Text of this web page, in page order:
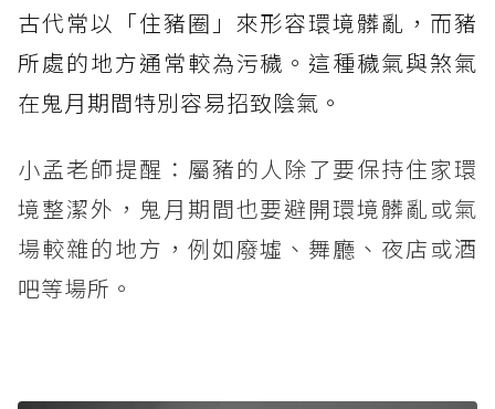
古代常以「住豬圈」來形容環境髒亂，而豬
所處的地方通常較為污穢。這種穢氣與煞氣
在鬼月期間特別容易招致陰氣。
小孟老師提醒：屬豬的人除了要保持住家環
境整潔外，鬼月期間也要避開環境髒亂或氣
場較雜的地方，例如廢墟、舞廳、夜店或酒
吧等場所。